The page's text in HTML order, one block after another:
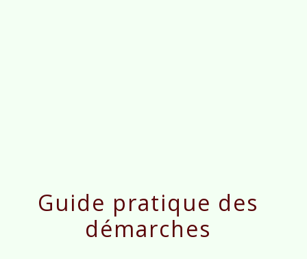
Guide pratique des
démarches